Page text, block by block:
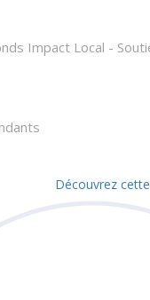
Impact Local -
Découvrez